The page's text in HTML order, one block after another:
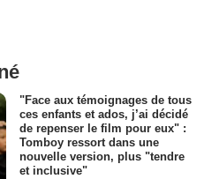
"Face aux témoignages de tous
ces enfants et ados, j’ai décidé
de repenser le film pour eux" :
Tomboy ressort dans une
nouvelle version, plus "tendre
et inclusive"